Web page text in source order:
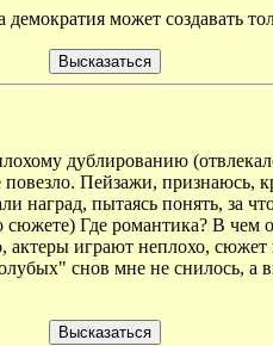
может создавать
дублированию
Пейзажи, признаюсь,
наград, пытаясь понять, за
Где романтика? В
играют неплохо,
снов мне не снилось, а